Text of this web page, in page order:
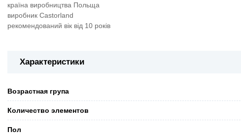
країна виробництва Польща
виробник Castorland
рекомендований вік від 10 років
Характеристики
Возрастная група
Количество элементов
Пол